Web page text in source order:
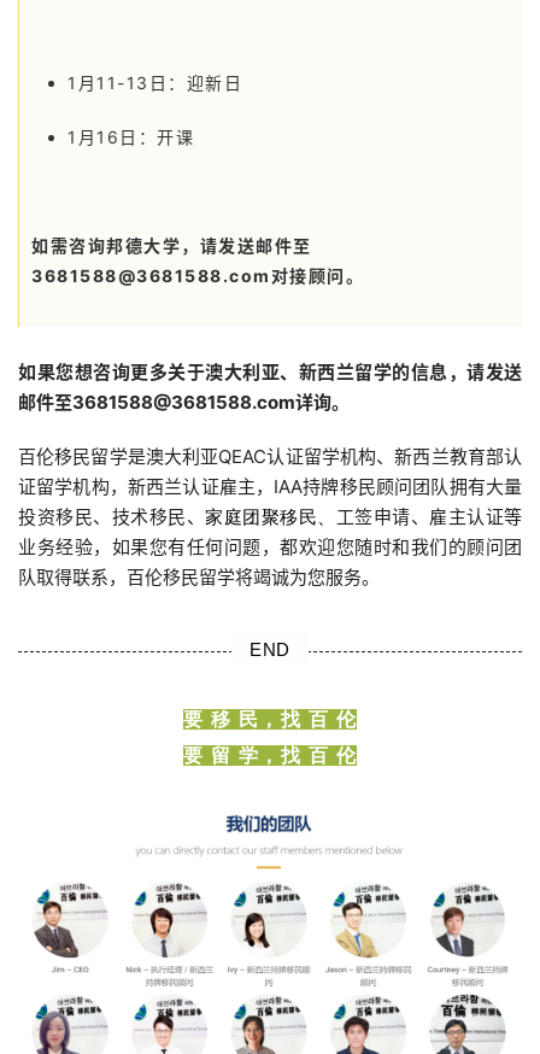
证
兰
留
访
问
签
证
澳
百
A
1月11-13日：迎新日
1月16日：开课
如需咨询邦德大学，请发送邮件至
3681588@3681588.com对接顾问。
如果您想咨询更多关于澳大利亚、新西兰留学的信息，请发送
邮件至3681588@3681588.com详询。
百伦移民留学是澳大利亚QEAC认证留学机构、新西兰教育部认
证留学机构，新西兰认证雇主，IAA持牌移民顾问团队拥有大量
投资移民、技术移民、 家庭团聚移民、 工签申请、雇主认证等
业务经验，如果您有任何问题，都欢迎您随时和我们的顾问团
队取得联系，百伦移民留学将竭诚为您服务。
END
要 移 民，找 百 伦
要 留 学，找 百 伦